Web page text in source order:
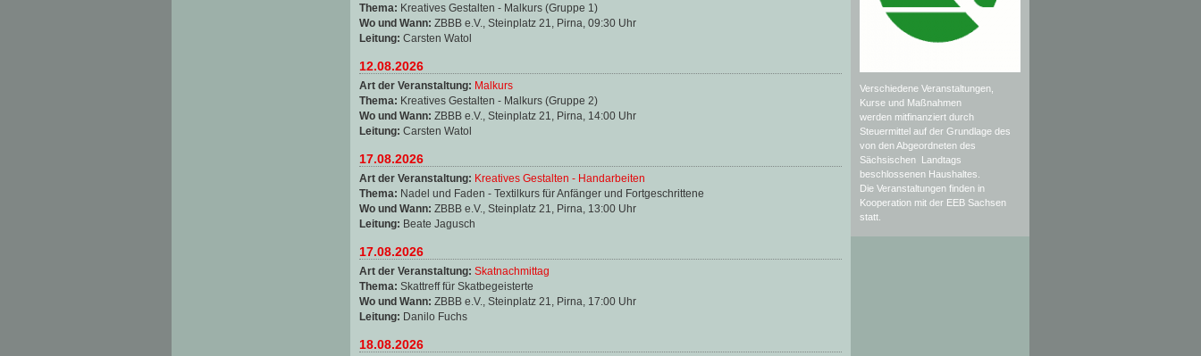
Thema: Kreatives Gestalten - Malkurs (Gruppe 1)
Wo und Wann: ZBBB e.V., Steinplatz 21, Pirna, 09:30 Uhr
Leitung: Carsten Watol
12.08.2026
Art der Veranstaltung: Malkurs
Thema: Kreatives Gestalten - Malkurs (Gruppe 2)
Wo und Wann: ZBBB e.V., Steinplatz 21, Pirna, 14:00 Uhr
Leitung: Carsten Watol
17.08.2026
Art der Veranstaltung: Kreatives Gestalten - Handarbeiten
Thema: Nadel und Faden - Textilkurs für Anfänger und Fortgeschrittene
Wo und Wann: ZBBB e.V., Steinplatz 21, Pirna, 13:00 Uhr
Leitung: Beate Jagusch
17.08.2026
Art der Veranstaltung: Skatnachmittag
Thema: Skattreff für Skatbegeisterte
Wo und Wann: ZBBB e.V., Steinplatz 21, Pirna, 17:00 Uhr
Leitung: Danilo Fuchs
18.08.2026
Verschiedene Veranstaltungen,
Kurse und Maßnahmen
werden mitfinanziert durch
Steuermittel auf der Grundlage des
von den Abgeordneten des
Sächsischen Landtags
beschlossenen Haushaltes.
Die Veranstaltungen finden in
Kooperation mit der EEB Sachsen
statt.